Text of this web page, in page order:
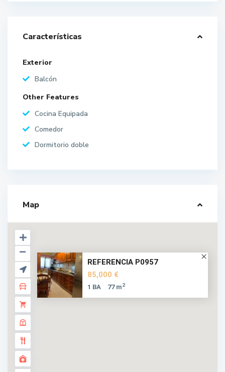
Características
Exterior
Balcón
Other Features
Cocina Equipada
Comedor
Dormitorio doble
Map
REFERENCIA P0957
85,000 €
1 BA 77 m2